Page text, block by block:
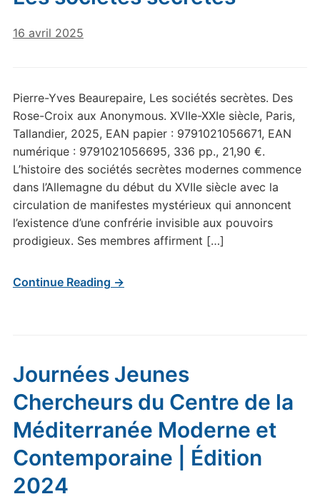
16 avril 2025
Pierre-Yves Beaurepaire, Les sociétés secrètes. Des
Rose-Croix aux Anonymous. XVIIe-XXIe siècle, Paris,
Tallandier, 2025, EAN papier : 9791021056671, EAN
numérique : 9791021056695, 336 pp., 21,90 €.
L’histoire des sociétés secrètes modernes commence
dans l’Allemagne du début du XVIIe siècle avec la
circulation de manifestes mystérieux qui annoncent
l’existence d’une confrérie invisible aux pouvoirs
prodigieux. Ses membres affirment […]
Continue Reading →
Journées Jeunes
Chercheurs du Centre de la
Méditerranée Moderne et
Contemporaine | Édition
2024